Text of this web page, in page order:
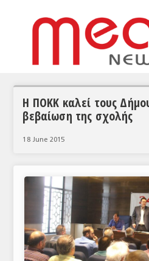
ΣΥΝΕΝΤΕΥΞΕΙΣ
ΘΕΜΑΤΑ
ΚΟΣΜΟΣ
ΕΙΔΗΣΕΙΣ
ΕΥΡΩΠΑΪΚΕΣ ΑΠΟΦΑΣΕΙΣ
Η ΠΟΚΚ καλεί τους
βεβαίωση της σχολής
18 June 2015